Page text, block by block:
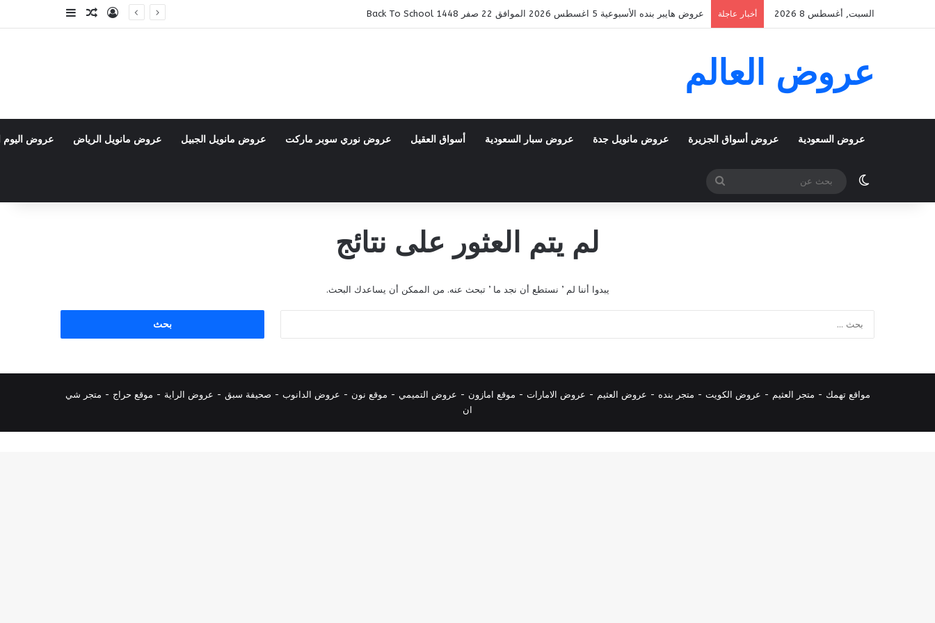
السبت, أغسطس 8 2026 أخبار عاجلة عروض هايبر بنده الأسبوعية 5 اغسطس 2026 الموافق 22 صفر 1448 Back To School تسجيل الدخول
مقال عشوائي
إضافة عمود
عروض العالم
عروض السعودية عروض أسواق الجزيرة عروض مانويل جدة عروض سبار السعودية أسواق العقيل عروض نوري سوبر ماركت عروض مانويل الجبيل عروض مانويل الرياض عروض اليوم
الوضع المظلم
بحث
عن
لم يتم العثور على نتائج
يبدوا أننا لم ’ نستطع أن نجد ما ’ تبحث عنه. من الممكن أن يساعدك البحث.
مواقع تهمك - متجر العثيم - عروض الكويت - متجر بنده - عروض العثيم - عروض الامارات - موقع امازون - عروض التميمي - موقع نون - عروض الدانوب - صحيفة سبق - عروض الراية - موقع حراج - متجر شي
ان